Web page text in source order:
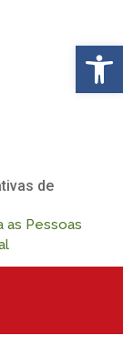
de
as Pessoas